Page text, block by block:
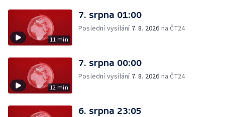
11 min
7. srpna 01:00
Poslední vysílání 7. 8. 2026 na ČT24
12 min
7. srpna 00:00
Poslední vysílání 7. 8. 2026 na ČT24
6. srpna 23:05